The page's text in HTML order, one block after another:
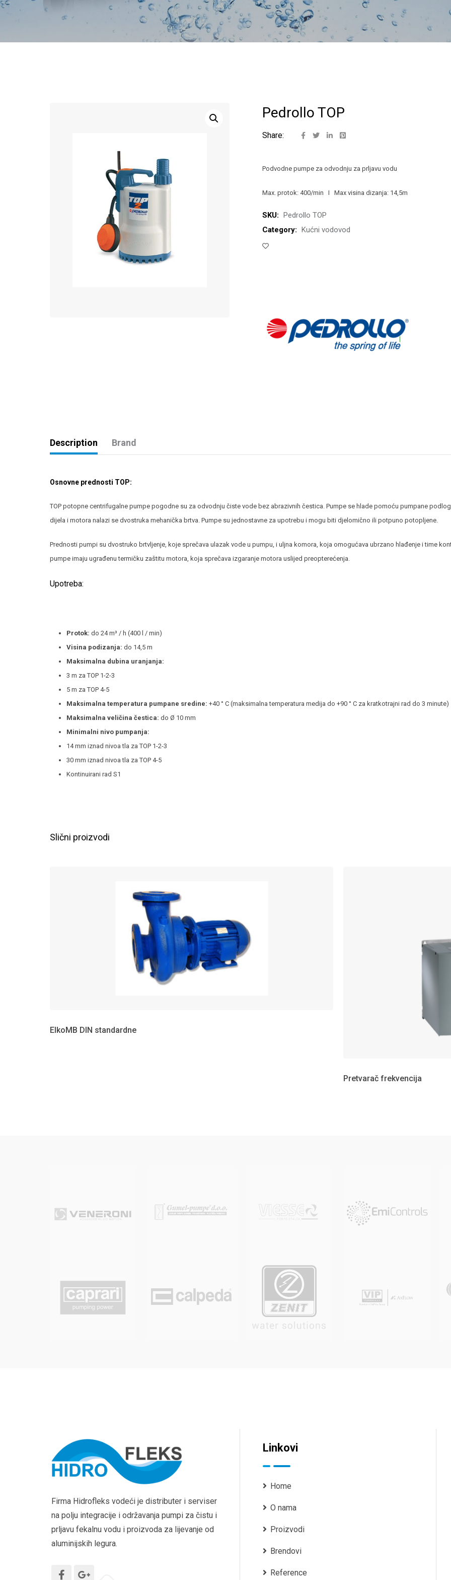
Pedrollo TOP
Share:
Podvodne pumpe za odvodnju za prljavu vodu
Max. protok: 400/min I Max visina dizanja: 14,5m
SKU: Pedrollo TOP
Category: Kućni vodovod
Description Brand
Osnovne prednosti TOP:
TOP potopne centrifugalne pumpe pogodne su za odvodnju čiste vode bez abrazivnih čestica. Pumpe se hlade pomoću pumpane
dijela i motora nalazi se dvostruka mehanička brtva. Pumpe su jednostavne za upotrebu i mogu biti djelomično ili potpuno potopljene.
Prednosti pumpi su dvostruko brtvljenje, koje sprečava ulazak vode u pumpu, i uljna komora, koja omogućava ubrzano hlađenje i time
pumpe imaju ugrađenu termičku zaštitu motora, koja sprečava izgaranje motora uslijed preopterećenja.
Upotreba:
Protok: do 24 m³ / h (400 l / min)
Visina podizanja: do 14,5 m
Maksimalna dubina uranjanja:
3 m za TOP 1-2-3
5 m za TOP 4-5
Maksimalna temperatura pumpane sredine: +40 ° C (maksimalna temperatura medija do +90 ° C za kratkotrajni rad do 3 minute)
Maksimalna veličina čestica: do Ø 10 mm
Minimalni nivo pumpanja:
14 mm iznad nivoa tla za TOP 1-2-3
30 mm iznad nivoa tla za TOP 4-5
Kontinuirani rad S1
Slični proizvodi
ElkoMB DIN standardne
Pretvarač frekvencija
Firma Hidrofleks vodeći je distributer i serviser
na polju integracije i održavanja pumpi za čistu i
prljavu fekalnu vodu i proizvoda za lijevanje od
aluminijskih legura.
Linkovi
Home
O nama
Proizvodi
Brendovi
Reference